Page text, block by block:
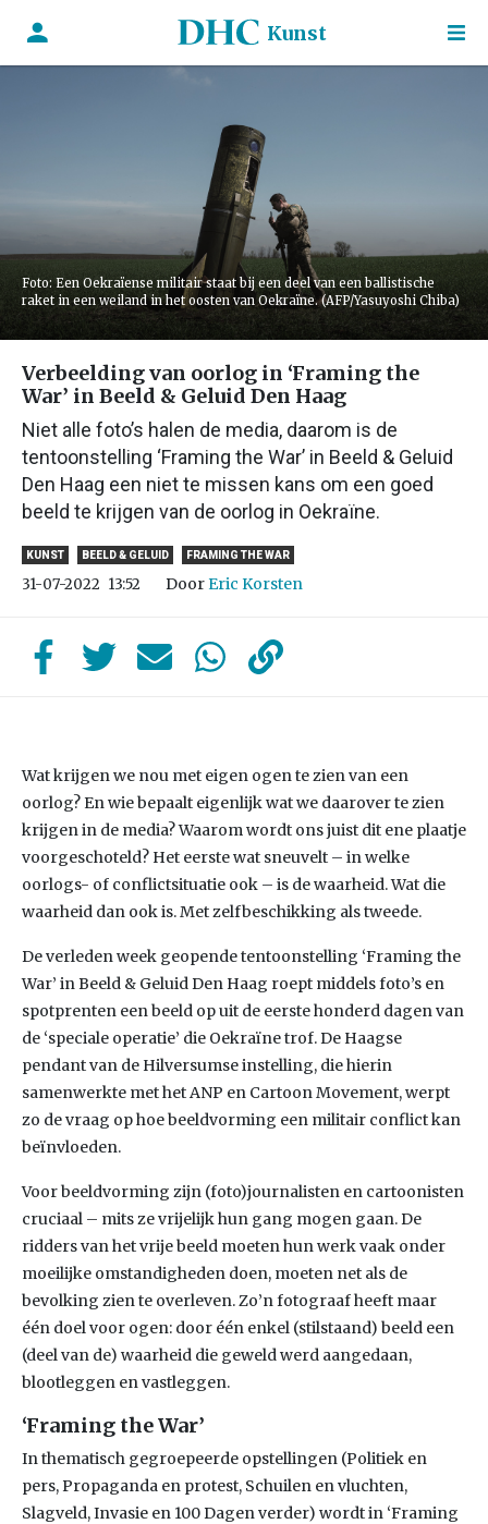
Kunst
Foto: Een Oekraïense militair staat bij een deel van een ballistische
raket in een weiland in het oosten van Oekraïne. (AFP/Yasuyoshi Chiba)
Verbeelding van oorlog in ‘Framing the
War’ in Beeld & Geluid Den Haag
Niet alle foto’s halen de media, daarom is de
tentoonstelling ‘Framing the War’ in Beeld & Geluid
Den Haag een niet te missen kans om een goed
beeld te krijgen van de oorlog in Oekraïne.
KUNST BEELD & GELUID FRAMING THE WAR
31-07-2022 13:52 DoorEric Korsten
Wat krijgen we nou met eigen ogen te zien van een
oorlog? En wie bepaalt eigenlijk wat we daarover te zien
krijgen in de media? Waarom wordt ons juist dit ene plaatje
voorgeschoteld? Het eerste wat sneuvelt – in welke
oorlogs- of conflictsituatie ook – is de waarheid. Wat die
waarheid dan ook is. Met zelfbeschikking als tweede.
De verleden week geopende tentoonstelling ‘Framing the
War’ in Beeld & Geluid Den Haag roept middels foto’s en
spotprenten een beeld op uit de eerste honderd dagen van
de ‘speciale operatie’ die Oekraïne trof. De Haagse
pendant van de Hilversumse instelling, die hierin
samenwerkte met het ANP en Cartoon Movement, werpt
zo de vraag op hoe beeldvorming een militair conflict kan
beïnvloeden.
Voor beeldvorming zijn (foto)journalisten en cartoonisten
cruciaal – mits ze vrijelijk hun gang mogen gaan. De
ridders van het vrije beeld moeten hun werk vaak onder
moeilijke omstandigheden doen, moeten net als de
bevolking zien te overleven. Zo’n fotograaf heeft maar
één doel voor ogen: door één enkel (stilstaand) beeld een
(deel van de) waarheid die geweld werd aangedaan,
blootleggen en vastleggen.
‘Framing the War’
In thematisch gegroepeerde opstellingen (Politiek en
pers, Propaganda en protest, Schuilen en vluchten,
Slagveld, Invasie en 100 Dagen verder) wordt in ‘Framing